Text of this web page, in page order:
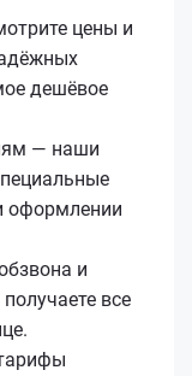
цены и
дешёвое
— наши
оформлении
и
все